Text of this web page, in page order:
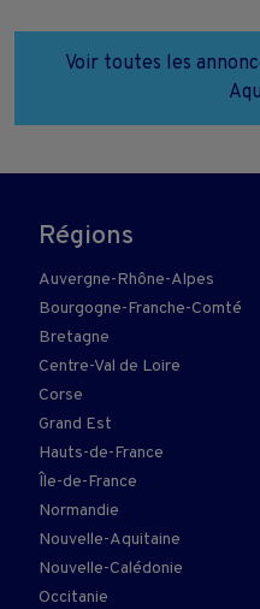
Voir toutes les
Régions
Auvergne-Rhône-Alpes
Bourgogne-Franche-Comté
Bretagne
Centre-Val de Loire
Corse
Grand Est
Hauts-de-France
Île-de-France
Normandie
Nouvelle-Aquitaine
Nouvelle-Calédonie
Occitanie